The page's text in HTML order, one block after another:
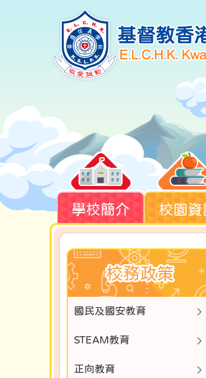
學校簡介 校園資
校務政策
國民及國安教育
STEAM教育
正向教育